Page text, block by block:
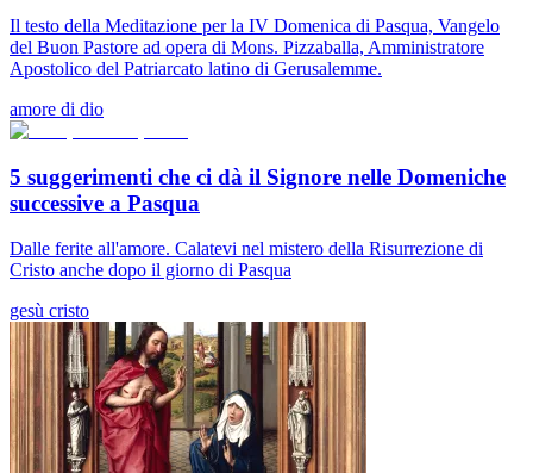
Il testo della Meditazione per la IV Domenica di Pasqua, Vangelo
del Buon Pastore ad opera di Mons. Pizzaballa, Amministratore
Apostolico del Patriarcato latino di Gerusalemme.
amore di dio
5 suggerimenti che ci dà il Signore nelle Domeniche
successive a Pasqua
Dalle ferite all'amore. Calatevi nel mistero della Risurrezione di
Cristo anche dopo il giorno di Pasqua
gesù cristo